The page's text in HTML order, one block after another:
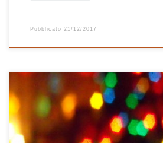
Pubblicato 21/12/2017
Può la musica “salvare” un Natale? Sì,
arriva la mitica playlist di Natale di Radio